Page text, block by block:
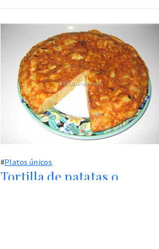
#Platos únicos
Tortilla de patatas o